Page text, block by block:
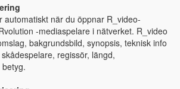
automatiskt när du öppnar R_video-
-mediaspelare i nätverket. R_video
bakgrundsbild, synopsis, teknisk info
regissör, längd,